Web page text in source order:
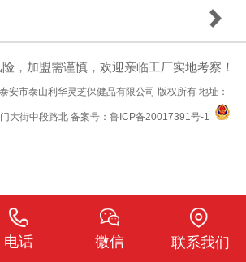
，加盟需谨慎，欢迎亲临工厂实地考察！
安市泰山利华灵芝保健品有限公司 版权所有 地址：
大街中段路北 备案号：鲁ICP备20017391号-1
电话 微信 联系我们